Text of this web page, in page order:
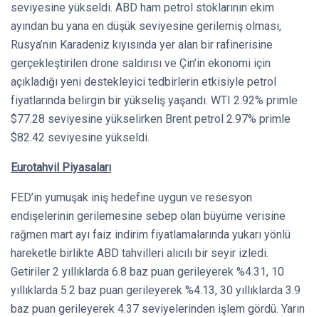
seviyesine yükseldi. ABD ham petrol stoklarının ekim
ayından bu yana en düşük seviyesine gerilemiş olması,
Rusya’nın Karadeniz kıyısında yer alan bir rafinerisine
gerçekleştirilen drone saldırısı ve Çin’in ekonomi için
açıkladığı yeni destekleyici tedbirlerin etkisiyle petrol
fiyatlarında belirgin bir yükseliş yaşandı. WTI 2.92% primle
$77.28 seviyesine yükselirken Brent petrol 2.97% primle
$82.42 seviyesine yükseldi.
Eurotahvil Piyasaları
FED’in yumuşak iniş hedefine uygun ve resesyon
endişelerinin gerilemesine sebep olan büyüme verisine
rağmen mart ayı faiz indirim fiyatlamalarında yukarı yönlü
hareketle birlikte ABD tahvilleri alıcılı bir seyir izledi.
Getiriler 2 yıllıklarda 6.8 baz puan gerileyerek %4.31, 10
yıllıklarda 5.2 baz puan gerileyerek %4.13, 30 yıllıklarda 3.9
baz puan gerileyerek 4.37 seviyelerinden işlem gördü. Yarın